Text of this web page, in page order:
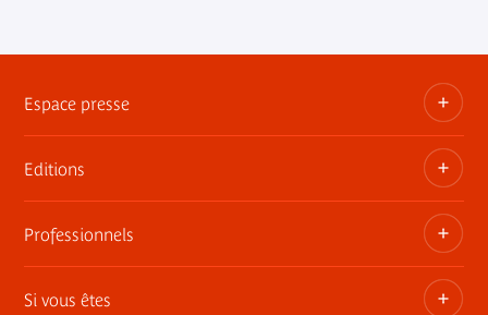
Espace presse
Dossiers, communiqués, bandes annonces
Contact presse
Editions
Les publications du musée
Professionnels
Privatisez les espaces
Si vous êtes